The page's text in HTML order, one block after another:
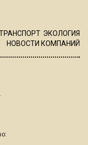
ЭКОЛОГИЯ
НОВОСТИ КОМПАНИЙ